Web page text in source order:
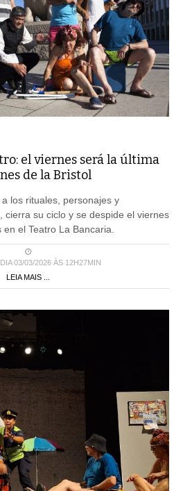
el viernes será la última
de la Bristol
los rituales, personajes y
cierra su ciclo y se despide el viernes
el Teatro La Bancaria.
03/03/2026 ÀS 12H27MIN
LEIA MAIS ...